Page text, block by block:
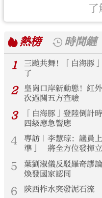
了
熱榜
時間鏈
1
三颱共舞！「白海豚
了
2
皇崗口岸新動態！紅
次過關五方查驗
3
「白海豚」登陸倒計
四級應急響應
4
專訪｜李慧琼：議員
準」 將全方位發揮立
5
葉劉淑儀反駁羅奇謬
煥發國家認同
6 陝西柞水突發泥石流